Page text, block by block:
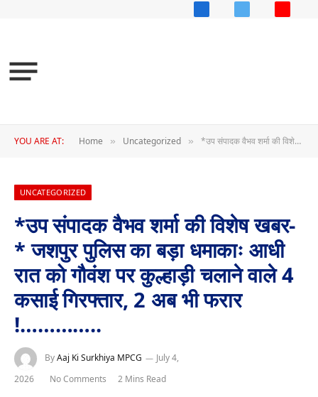
FacebookX
YOU ARE AT: Home » Uncategorized » *उप संपादक वैभव शर्मा की विशेष खबर-* जशपुर पुलिस का बड़ा धमाकाः आधी रात को गौवंश पर कुल्हाड़ी चलाने वाले 4 कसाई गिरफ्तार, 2 अब भी फरार !…………..
UNCATEGORIZED
*उप संपादक वैभव शर्मा की विशेष खबर-
* जशपुर पुलिस का बड़ा धमाकाः आधी
रात को गौवंश पर कुल्हाड़ी चलाने वाले 4
कसाई गिरफ्तार, 2 अब भी फरार
!…………..
ByAaj Ki Surkhiya MPCG
July 4,
2026
No Comments 2 Mins Read